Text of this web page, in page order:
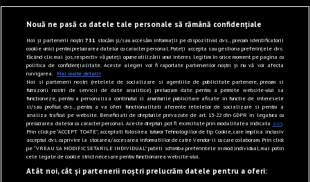
Nouă ne pasă ca datele tale personale să rămână confidențiale
Noi și partenerii noștri731 stocăm și/sau accesăm informații pe dispozitivul dvs., precum identificatorii
cookie unici pentru prelucrarea datelor cu caracter personal. Puteți accepta sau gestiona preferințele dvs.
făcând clic mai jos, respectiv vă puteți opune utilizării unui interes legitim în orice moment pe pagina cu
politica de confidențialitate. Aceste alegeri vor fi raportate partenerilor noștri și nu vă vor afecta
navigarea. Mai multe detalii
Noi si partenerii nostri (retelele de socializare si agentiile de publicitate partenere, precum si
furnizorii nostri de servicii de date analitice) prelucram date pentru a permite website-ului sa
functioneze, pentru a personaliza continutul si anunturile publicitare afisate in functie de interesele
si/sau profilul dvs., pentru a va oferi functionalitati aferente retelelor de socializare si pentru a
analiza traficul pe website. Beneficiati de drepturile prevazute de art. 15-22 din GDPR in legatura cu
prelucrarea datelor cu caracter personal. Aceste drepturi pot fi exercitate prin modalitatea indicata aici.
Prin click pe “ACCEPT TOATE”, acceptati folosirea tuturor Tehnologiilor de tip Cookie, care implica inclusiv
acceptul dvs. cu privire la stocarea/accesarea informatiilor de catre Vendor-ii cu care colaboram. Prin click
pe “VREAU SA MODIFIC SETARILE INDIVIDUAL” puteti schimba preferintele in mod individual, mai putin
cele legate de cookie strict necesare pentru functionarea website-ului.
Atât noi, cât și partenerii noștri prelucrăm datele pentru a oferi: